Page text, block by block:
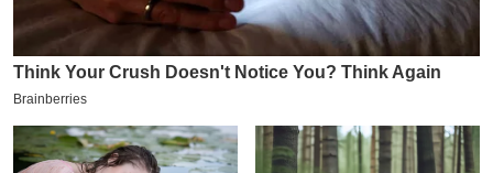
2
6
क्रा
इ
म